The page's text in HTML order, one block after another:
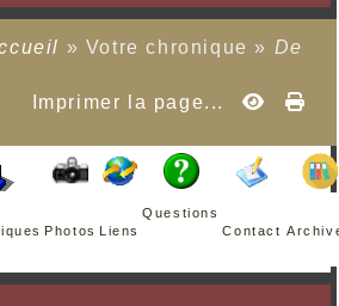
» Votre chronique » De
Imprimer la page...
Photos Liens
Questions
Contact